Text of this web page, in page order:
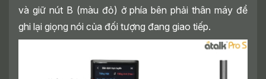
và giữ nút B (màu đỏ) ở phía bên phải thân máy để
ghi lại giọng nói của đối tượng đang giao tiếp.